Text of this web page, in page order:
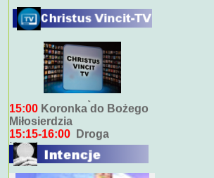
Bieżący program transmisji
bezpośrednich ( na żywo)
Msza święta
Koronka do Bożego
Miłosierdzia
15:15-16:00 Droga
Krzyżowa
18:00
Nabożeństwo
wieczorne z kazaniem